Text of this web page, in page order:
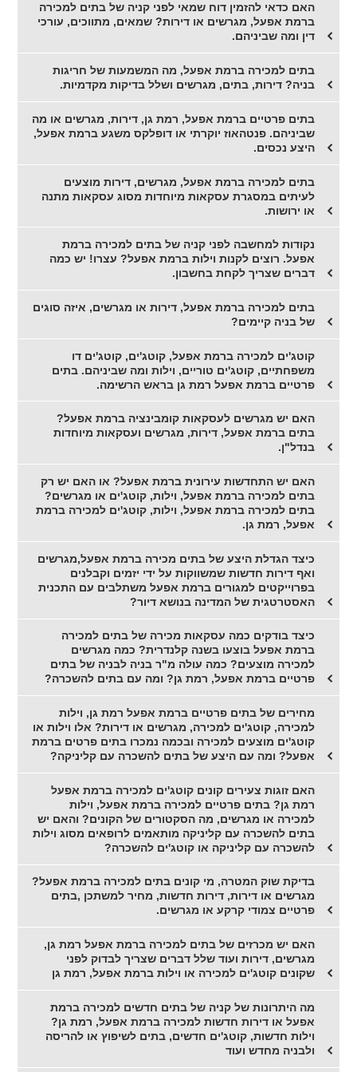
האם כדאי להזמין דוח שמאי לפני קניה של בתים למכירה
ברמת אפעל, מגרשים או דירות? שמאים, מתווכים, עורכי
דין ומה שביניהם.
בתים למכירה ברמת אפעל, מה המשמעות של חריגות
בניה? דירות, בתים, מגרשים ושלל בדיקות מקדמיות.
בתים פרטיים ברמת אפעל, רמת גן, דירות, מגרשים או מה
שביניהם. פנטהאוז יוקרתי או דופלקס משגע ברמת אפעל,
היצע נכסים.
בתים למכירה ברמת אפעל, מגרשים, דירות מוצעים
לעיתים במסגרת עסקאות מיוחדות מסוג עסקאות מתנה
או ירושות.
נקודות למחשבה לפני קניה של בתים למכירה ברמת
אפעל. רוצים לקנות וילות ברמת אפעל? עצרו! יש כמה
דברים שצריך לקחת בחשבון.
בתים למכירה ברמת אפעל, דירות או מגרשים, איזה סוגים
של בניה קיימים?
קוטג'ים למכירה ברמת אפעל, קוטג'ים, קוטג'ים דו
משפחתיים, קוטג'ים טוריים, וילות ומה שביניהם. בתים
פרטיים ברמת אפעל רמת גן בראש הרשימה.
האם יש מגרשים לעסקאות קומבינציה ברמת אפעל?
בתים ברמת אפעל, דירות, מגרשים ועסקאות מיוחדות
בנדל"ן.
האם יש התחדשות עירונית ברמת אפעל? או האם יש רק
בתים למכירה ברמת אפעל, וילות, קוטג'ים או מגרשים?
בתים למכירה ברמת אפעל, וילות, קוטג'ים למכירה ברמת
אפעל, רמת גן.
כיצד הגדלת היצע של בתים מכירה ברמת אפעל,מגרשים
ואף דירות חדשות שמשווקות על ידי יזמים וקבלנים
בפרוייקטים למגורים ברמת אפעל משתלבים עם התכנית
האסטרטגית של המדינה בנושא דיור?
כיצד בודקים כמה עסקאות מכירה של בתים למכירה
ברמת אפעל בוצעו בשנה קלנדרית? כמה מגרשים
למכירה מוצעים? כמה עולה מ"ר בניה לבניה של בתים
פרטיים ברמת אפעל, רמת גן? ומה עם בתים להשכרה?
מחירים של בתים פרטיים ברמת אפעל רמת גן, וילות
למכירה, קוטג'ים למכירה, מגרשים או דירות? אלו וילות או
קוטג'ים מוצעים למכירה ובכמה נמכרו בתים פרטים ברמת
אפעל? ומה עם היצע של בתים להשכרה עם קליניקה?
האם זוגות צעירים קונים קוטג'ים למכירה ברמת אפעל
רמת גן? בתים פרטיים למכירה ברמת אפעל, וילות
למכירה או מגרשים, מה הסקטורים של הקונים? והאם יש
בתים להשכרה עם קליניקה מותאמים לרופאים מסוג וילות
להשכרה עם קליניקה או קוטג'ים להשכרה?
בדיקת שוק המטרה, מי קונים בתים למכירה ברמת אפעל?
מגרשים או דירות, דירות חדשות, מחיר למשתכן ,בתים
פרטיים צמודי קרקע או מגרשים.
האם יש מכרזים של בתים למכירה ברמת אפעל רמת גן,
מגרשים, דירות ועוד שלל דברים שצריך לבדוק לפני
שקונים קוטג'ים למכירה או וילות ברמת אפעל, רמת גן
מה היתרונות של קניה של בתים חדשים למכירה ברמת
אפעל או דירות חדשות למכירה ברמת אפעל, רמת גן?
וילות חדשות, קוטג'ים חדשים, בתים לשיפוץ או להריסה
ולבניה מחדש ועוד